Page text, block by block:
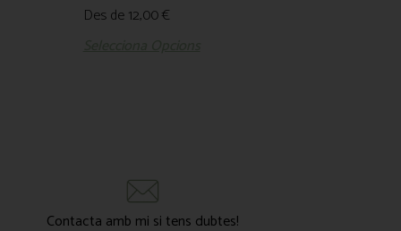
Des de12,00€
Contacta amb mi si tens dubtes!